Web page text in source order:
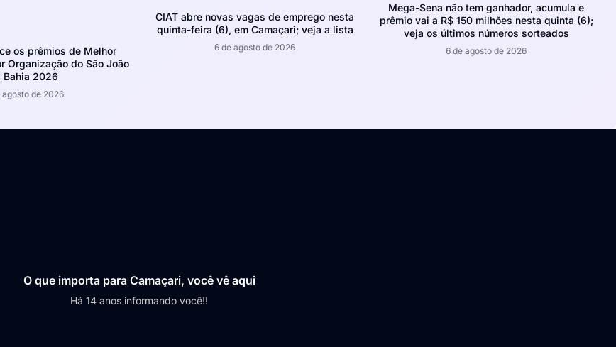
os prêmios de Melhor
Organização do São João
Bahia 2026
agosto de 2026
CIAT abre novas vagas de emprego nesta
quinta-feira (6), em Camaçari; veja a lista
6 de agosto de 2026
Mega-Sena não tem ganhador, acumula e
prêmio vai a R$ 150 milhões nesta quinta (6);
veja os últimos números sorteados
6 de agosto de 2026
O que importa para Camaçari, você vê aqui
Há 14 anos informando você!!